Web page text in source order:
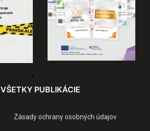
VŠETKY PUBLIKÁCIE
Zásady ochrany osobných údajov